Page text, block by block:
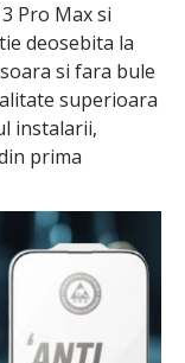
Pro Max si
deosebita la
si fara bule
superioara
instalarii,
prima